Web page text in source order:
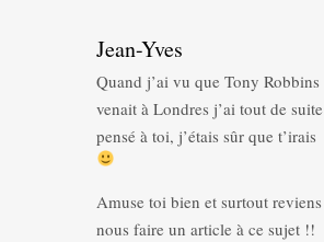
Jean-Yves
Quand j’ai vu que Tony Robbins
venait à Londres j’ai tout de suite
pensé à toi, j’étais sûr que t’irais
Amuse toi bien et surtout reviens
nous faire un article à ce sujet !!